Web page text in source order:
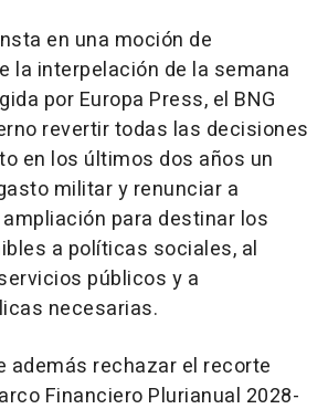
en una moción de
la interpelación de la semana
por Europa Press, el BNG
revertir todas las decisiones
en los últimos dos años un
militar y renunciar a
para destinar los
a políticas sociales, al
públicos y a
necesarias.
además rechazar el recorte
Financiero Plurianual 2028-